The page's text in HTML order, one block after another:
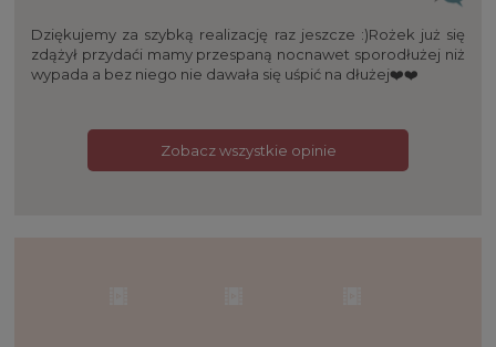
Dziękujemy za szybką realizację raz jeszcze :)Rożek już się
zdążył przydaći mamy przespaną nocnawet sporodłużej niż
wypada a bez niego nie dawała się uśpić na dłużej❤️❤️
Zobacz wszystkie opinie